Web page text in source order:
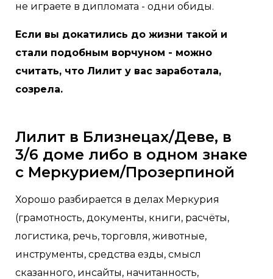
не играете в дипломата - одни обиды.
Если вы докатились до жизни такой и
стали подобным ворчуном - можно
считать, что Лилит у вас заработала,
созрела.
Лилит в Близнецах/Деве, в
3/6 доме либо в одном знаке
с Меркурием/Прозерпиной
Хорошо разбирается в делах Меркурия
(грамотность, документы, книги, расчёты,
логистика, речь, торговля, животные,
инструменты, средства езды, смысл
сказанного, инсайты, начитанность,